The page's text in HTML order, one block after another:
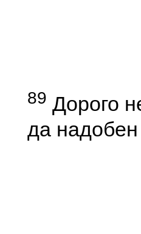
89 Дорого
да надобен